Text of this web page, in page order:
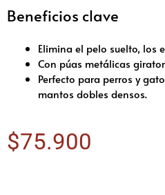
Beneficios clave
Elimina el pelo suelto, los
Con púas metálicas
Perfecto para perros y
mantos dobles densos.
$75.900